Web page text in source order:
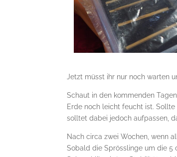
Jetzt müsst ihr nur noch warten
Schaut in den kommenden
Erde noch leicht feucht ist.
solltet dabei jedoch aufpassen,
Nach circa zwei Wochen, wenn
Sobald die Sprösslinge um die 5